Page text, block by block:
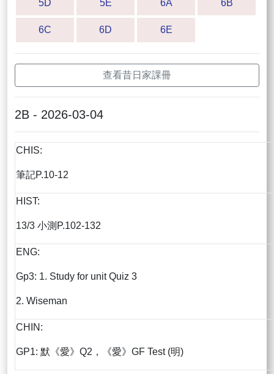
5D 5E 6A 6B
6C 6D 6E
查看昔日家課冊
2B - 2026-03-04
CHIS:
筆記P.10-12
HIST:
13/3 小測P.102-132
ENG:
Gp3: 1. Study for unit Quiz 3
2. Wiseman
CHIN:
GP1: 默《愛》Q2，《愛》GF Test (明)